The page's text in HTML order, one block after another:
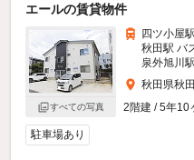
エールの賃貸物件
すべての写真
四ツ小屋
秋田駅 バ
泉外旭川
秋田県秋
2階建 / 5年10
駐車場あり